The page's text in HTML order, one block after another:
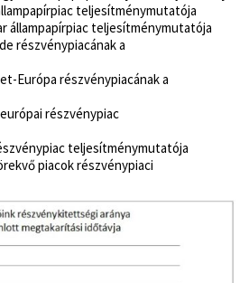
teljesítménymutatója
állampapírpiac teljesítménymutatója
részvénypiacának a
Európa részvénypiacának a
részvénypiac
teljesítménymutatója
piacok részvénypiaci